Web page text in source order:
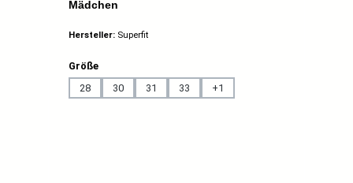
Mädchen
Hersteller: Superfit
Größeauswählen
28
30 31 33 +1